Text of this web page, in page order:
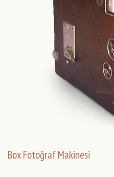
Box Fotoğraf Makinesi